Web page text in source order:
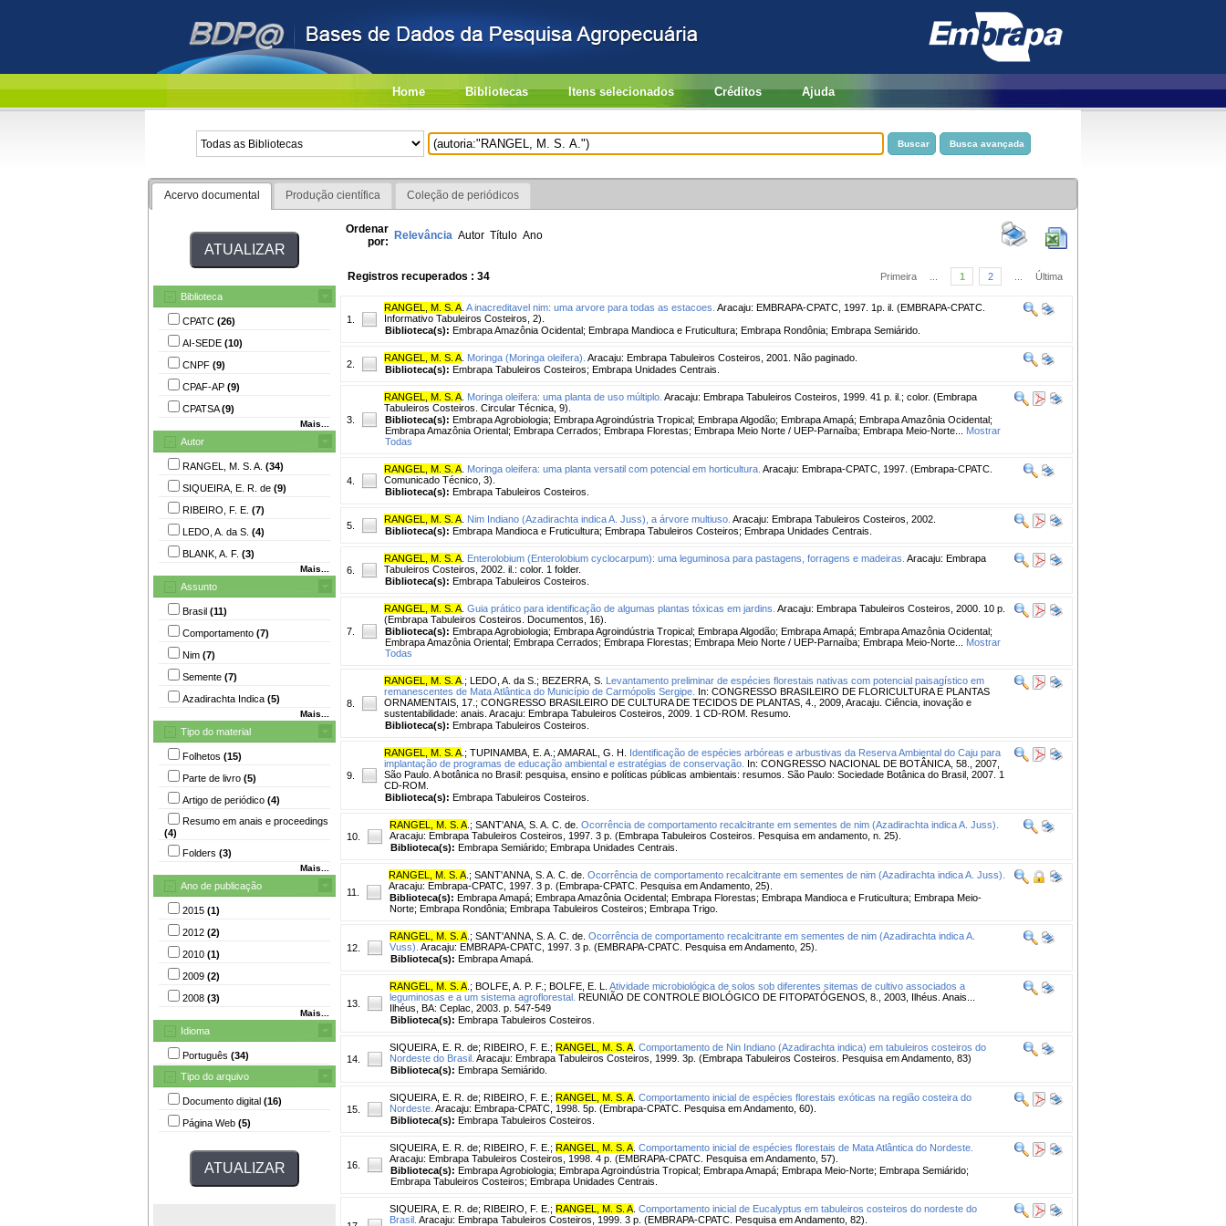
Home Bibliotecas Itens selecionados Créditos Ajuda
Acervo documental Produção científica Coleção de periódicos
Biblioteca
CPATC (26)
AI-SEDE (10)
CNPF (9)
CPAF-AP (9)
CPATSA(9)
Mais...
Autor
RANGEL, M. S. A. (34)
SIQUEIRA, E. R. de (9)
RIBEIRO, F. E. (7)
LEDO, A. da S. (4)
BLANK, A. F. (3)
Mais...
Assunto
Brasil (11)
Comportamento (7)
Nim (7)
Semente (7)
Azadirachta Indica (5)
Mais...
Tipo do material
Folhetos (15)
Parte de livro (5)
Artigo de periódico (4)
Resumo em anais e proceedings
(4)
Folders (3)
Mais...
Ano de publicação
2015 (1)
2012 (2)
2010 (1)
2009 (2)
2008 (3)
Mais...
Idioma
Português (34)
Tipo do arquivo
Documento digital (16)
Página Web (5)
Ordenar
por: Relevância Autor Título Ano
Registros recuperados : 34 Primeira 1 2 Última
1.
RANGEL, M. S. A A inacreditavel nim: uma arvore para todas as estacoes. Aracaju: EMBRAPA-CPATC, 1997. 1p. il. (EMBRAPA-CPATC.
Informativo Tabuleiros Costeiros, 2).
Biblioteca(s): Embrapa Amazônia Ocidental; Embrapa Mandioca e Fruticultura; Embrapa Rondônia; Embrapa Semiárido.
2.
RANGEL, M. S. A Moringa (Moringa oleifera). Aracaju: Embrapa Tabuleiros Costeiros, 2001. Não paginado.
Biblioteca(s): Embrapa Tabuleiros Costeiros; Embrapa Unidades Centrais.
3.
RANGEL, M. S. A Moringa oleifera: uma planta de uso múltiplo. Aracaju: Embrapa Tabuleiros Costeiros, 1999. 41 p. il.; color. (Embrapa
Tabuleiros Costeiros. Circular Técnica, 9).
Biblioteca(s): Embrapa Agrobiologia; Embrapa Agroindústria Tropical; Embrapa Algodão; Embrapa Amapá; Embrapa Amazônia Ocidental;
Embrapa Amazônia Oriental; Embrapa Cerrados; Embrapa Florestas; Embrapa Meio Norte / UEP-Parnaíba; Embrapa Meio-Norte... Mostrar
Todas
4.
RANGEL, M. S. A Moringa oleifera: uma planta versatil com potencial em horticultura. Aracaju: Embrapa-CPATC, 1997. (Embrapa-CPATC.
Comunicado Técnico, 3).
Biblioteca(s): Embrapa Tabuleiros Costeiros.
5.
RANGEL, M. S. A Nim Indiano (Azadirachta indica A. Juss), a árvore multiuso. Aracaju: Embrapa Tabuleiros Costeiros, 2002.
Biblioteca(s): Embrapa Mandioca e Fruticultura; Embrapa Tabuleiros Costeiros; Embrapa Unidades Centrais.
6.
RANGEL, M. S. A Enterolobium (Enterolobium cyclocarpum): uma leguminosa para pastagens, forragens e madeiras. Aracaju: Embrapa
Tabuleiros Costeiros, 2002. il.: color. 1 folder.
Biblioteca(s): Embrapa Tabuleiros Costeiros.
7.
RANGEL, M. S. A Guia prático para identificação de algumas plantas tóxicas em jardins. Aracaju: Embrapa Tabuleiros Costeiros, 2000. 10 p.
(Embrapa Tabuleiros Costeiros. Documentos, 16).
Biblioteca(s): Embrapa Agrobiologia; Embrapa Agroindústria Tropical; Embrapa Algodão; Embrapa Amapá; Embrapa Amazônia Ocidental;
Embrapa Amazônia Oriental; Embrapa Cerrados; Embrapa Florestas; Embrapa Meio Norte / UEP-Parnaíba; Embrapa Meio-Norte... Mostrar
Todas
8.
RANGEL, M. S. A ; LEDO, A. da S. ; BEZERRA, S. Levantamento preliminar de espécies florestais nativas com potencial paisagístico em
remanescentes de Mata Atlântica do Município de Carmópolis Sergipe. In: CONGRESSO BRASILEIRO DE FLORICULTURA E PLANTAS
ORNAMENTAIS, 17.; CONGRESSO BRASILEIRO DE CULTURA DE TECIDOS DE PLANTAS, 4., 2009, Aracaju. Ciência, inovação e
sustentabilidade: anais. Aracaju: Embrapa Tabuleiros Costeiros, 2009. 1 CD-ROM. Resumo.
Biblioteca(s): Embrapa Tabuleiros Costeiros.
9.
RANGEL, M. S. A ; TUPINAMBA, E. A. ; AMARAL, G. H.
Identificação de espécies arbóreas e arbustivas da Reserva Ambiental do Caju para
implantação de programas de educação ambiental e estratégias de conservação. In: CONGRESSO NACIONAL DE BOTÂNICA, 58., 2007,
São Paulo. A botânica no Brasil: pesquisa, ensino e políticas públicas ambientais: resumos. São Paulo: Sociedade Botânica do Brasil, 2007. 1
CD-ROM.
Biblioteca(s): Embrapa Tabuleiros Costeiros.
10.
RANGEL, M. S. A ; SANT'ANA, S. A. C. de. Ocorrência de comportamento recalcitrante em sementes de nim (Azadirachta indica A. Juss).
Aracaju: Embrapa Tabuleiros Costeiros, 1997. 3 p. (Embrapa Tabuleiros Costeiros. Pesquisa em andamento, n. 25).
Biblioteca(s): Embrapa Semiárido; Embrapa Unidades Centrais.
11.
RANGEL, M. S. A ; SANT'ANNA, S. A. C. de. Ocorrência de comportamento recalcitrante em sementes de nim (Azadirachta indica A. Juss).
Aracaju: Embrapa-CPATC, 1997. 3 p. (Embrapa-CPATC. Pesquisa em Andamento, 25).
Biblioteca(s): Embrapa Amapá; Embrapa Amazônia Ocidental; Embrapa Florestas; Embrapa Mandioca e Fruticultura; Embrapa Meio-
Norte; Embrapa Rondônia; Embrapa Tabuleiros Costeiros; Embrapa Trigo.
12.
RANGEL, M. S. A ; SANT'ANNA, S. A. C. de. Ocorrência de comportamento recalcitrante em sementes de nim (Azadirachta indica A.
Vuss). Aracaju: EMBRAPA-CPATC, 1997. 3 p. (EMBRAPA-CPATC. Pesquisa em Andamento, 25).
Biblioteca(s): Embrapa Amapá.
13.
RANGEL, M. S. A ; BOLFE, A. P. F. ; BOLFE, E. L.
Atividade microbiológica de solos sob diferentes sitemas de cultivo associados a
leguminosas e a um sistema agroflorestal. REUNIÃO DE CONTROLE BIOLÓGICO DE FITOPATÓGENOS, 8., 2003, Ilhéus. Anais...
Ilhéus, BA: Ceplac, 2003. p. 547-549
Biblioteca(s): Embrapa Tabuleiros Costeiros.
14.
SIQUEIRA, E. R. de; RIBEIRO, F. E. ; RANGEL, M. S. A Comportamento de Nin Indiano (Azadirachta indica) em tabuleiros costeiros do
Nordeste do Brasil. Aracaju: Embrapa Tabuleiros Costeiros, 1999. 3p. (Embrapa Tabuleiros Costeiros. Pesquisa em Andamento, 83)
Biblioteca(s): Embrapa Semiárido.
15.
SIQUEIRA, E. R. de; RIBEIRO, F. E. ; RANGEL, M. S. A Comportamento inicial de espécies florestais exóticas na região costeira do
Nordeste. Aracaju: Embrapa-CPATC, 1998. 5p. (Embrapa-CPATC. Pesquisa em Andamento, 60).
Biblioteca(s): Embrapa Tabuleiros Costeiros.
16.
SIQUEIRA, E. R. de; RIBEIRO, F. E. ; RANGEL, M. S. A Comportamento inicial de espécies florestais de Mata Atlântica do Nordeste.
Aracaju: Embrapa Tabuleiros Costeiros, 1998. 4 p. (EMBRAPA-CPATC. Pesquisa em Andamento, 57).
Biblioteca(s): Embrapa Agrobiologia; Embrapa Agroindústria Tropical; Embrapa Amapá; Embrapa Meio-Norte; Embrapa Semiárido;
Embrapa Tabuleiros Costeiros; Embrapa Unidades Centrais.
SIQUEIRA, E. R. de; RIBEIRO, F. E. ; RANGEL, M. S. A Comportamento inicial de Eucalyptus em tabuleiros costeiros do nordeste do
Brasil. Aracaju: Embrapa Tabuleiros Costeiros, 1999. 3 p. (EMBRAPA-CPATC. Pesquisa em Andamento, 82).